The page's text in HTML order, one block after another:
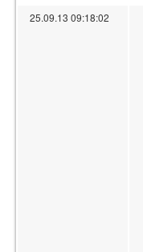
25.09.13 09:18:02